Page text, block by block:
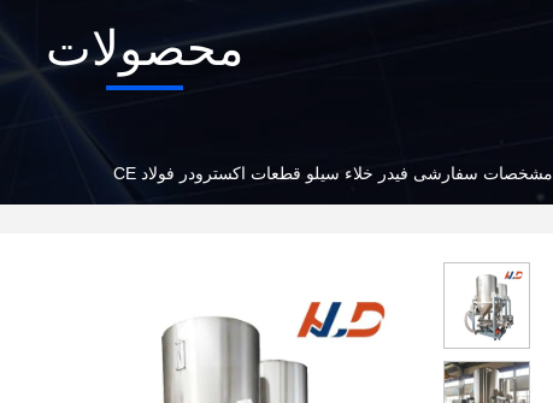
محصولات
مشخصات سفارشی فیدر خلاء سیلو قطعات اکسترودر فولاد CE